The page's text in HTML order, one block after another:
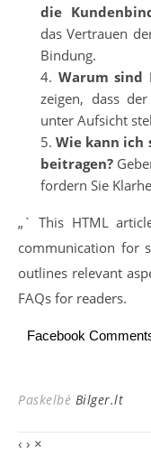
die
das Vertrauen
Bindung.
Warum sind
zeigen, dass
unter Aufsicht
Wie kann ich
beitragen?
fordern Sie
„` This HTML
communication for
outlines relevant
FAQs for readers.
Facebook
Paskelbė Bilger.lt
‹ › ×